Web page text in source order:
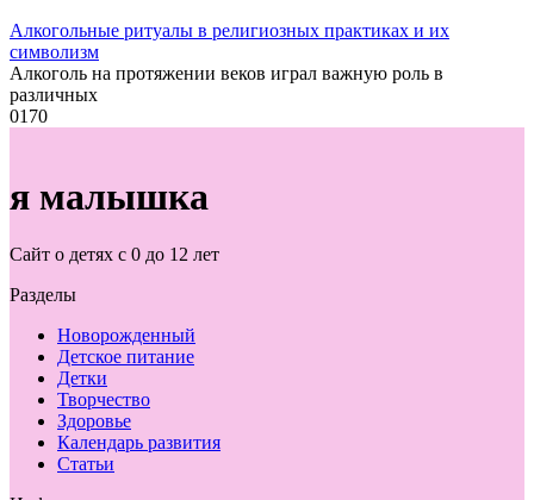
Алкогольные ритуалы в религиозных практиках и их
символизм
Алкоголь на протяжении веков играл важную роль в
различных
0170
я малышка
Сайт о детях с 0 до 12 лет
Разделы
Новорожденный
Детское питание
Детки
Творчество
Здоровье
Календарь развития
Статьи